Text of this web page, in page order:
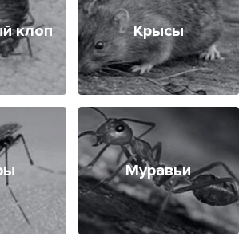
клоп Крысы
Муравьи